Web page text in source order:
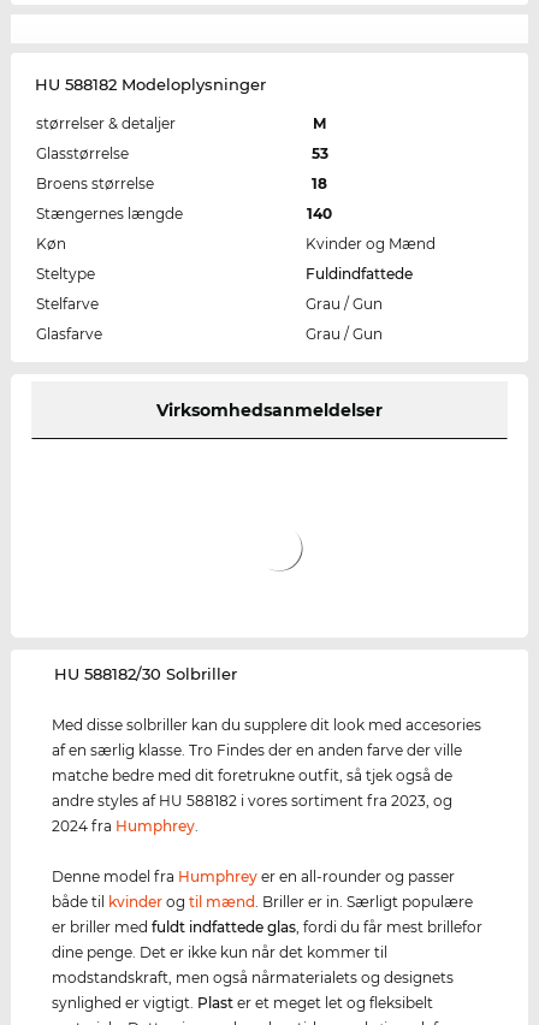
HU 588182 Modeloplysninger
størrelser & detaljer
M
Glasstørrelse
53
Broens størrelse
18
Stængernes længde
140
Køn
Kvinder og Mænd
Steltype
Fuldindfattede
Stelfarve
Grau / Gun
Glasfarve
Grau / Gun
Virksomhedsanmeldelser
‌HU 588182/30 Solbriller
Med disse solbriller kan du supplere dit look med accesories
af en særlig klasse. Tro Findes der en anden farve der ville
matche bedre med dit foretrukne outfit, så tjek også de
andre styles af HU 588182 i vores sortiment fra 2023, og
2024 fra Humphrey
Denne model fra Humphrey er en all-rounder og passer
både til kvinder ogtil mænd . Briller er in. Særligt populære
er briller medfuldt indfattede glas , fordi du får mest brillefor
dine penge. Det er ikke kun når det kommer til
modstandskraft, men også nårmaterialets og designets
synlighed er vigtigt. Plast er et meget let og fleksibelt